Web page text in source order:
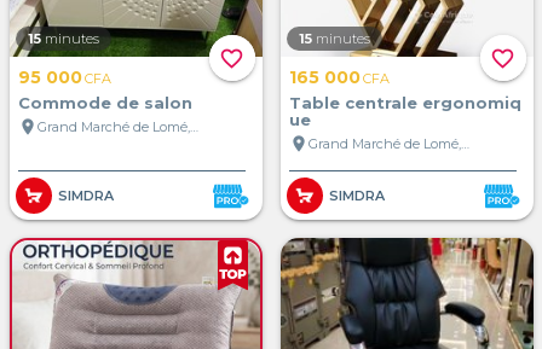
favorite_border
15 minutes
95 000CFA
Commode de salon
location_on
Grand Marché de Lomé, Lomé, Togo
SIMDRA
favorite_border
15 minutes
165 000CFA
Table centrale ergonomiq
ue
location_on
Grand Marché de Lomé, Lomé, Togo
SIMDRA